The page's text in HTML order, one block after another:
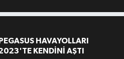
PEGASUS HAVAYOLLARI
KENDİNİ AŞTI